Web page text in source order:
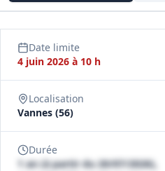
Date limite
4 juin 2026 à 10 h
Localisation
Vannes (56)
Durée
1 an (à partir du 20/07/2026),